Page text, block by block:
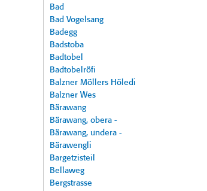
Bad
Bad Vogelsang
Badegg
Badstoba
Badtobel
Badtobelröfi
Balzner Möllers Höledi
Balzner Wes
Bärawang
Bärawang, obera -
Bärawang, undera -
Bärawengli
Bargetzisteil
Bellaweg
Bergstrasse